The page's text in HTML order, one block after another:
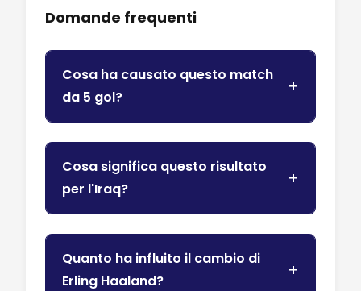
Domande frequenti
Cosa ha causato questo match
da 5 gol?
Cosa significa questo risultato
per l'Iraq?
Quanto ha influito il cambio di
Erling Haaland?